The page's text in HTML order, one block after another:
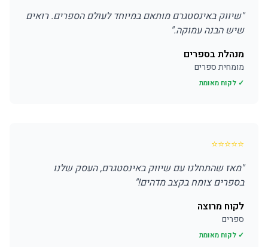
"שיווק באינסטגרם מותאם במיוחד לעולם הספרים. רואים
שיש הבנה עמוקה."
מנהלת בספרים
מומחית ספרים
✓ לקוח מאומת
⭐
⭐
⭐
⭐
⭐
"מאז שהתחלנו עם שיווק באינסטגרם, העסק שלנו
בספרים צומח בקצב מדהים!"
לקוח מרוצה
ספרים
✓ לקוח מאומת